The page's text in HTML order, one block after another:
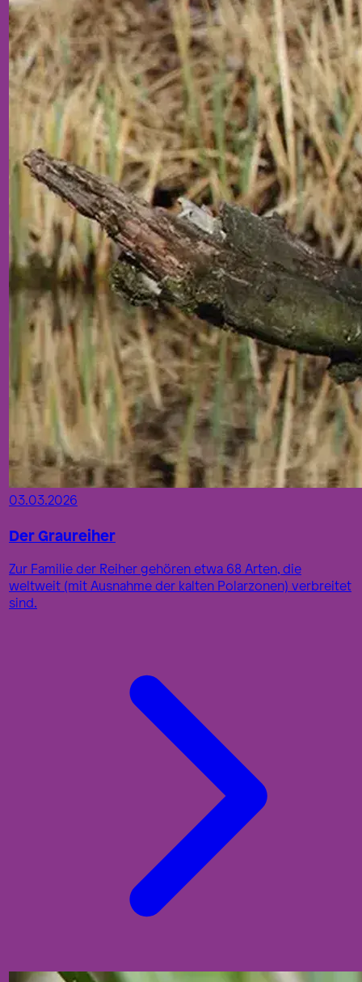
03.03.2026
Der Graureiher
Zur Familie der Reiher gehören etwa 68 Arten, die
weltweit (mit Ausnahme der kalten Polarzonen) verbreitet
sind.